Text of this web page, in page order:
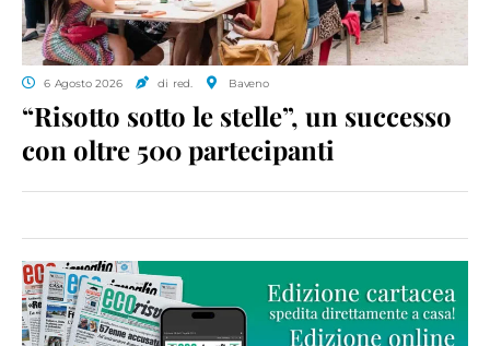
6 Agosto 2026 di red. Baveno
“Risotto sotto le stelle”, un successo
con oltre 500 partecipanti